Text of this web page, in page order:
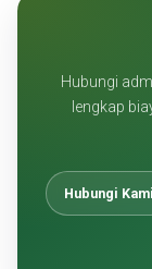
Hubungi
lengkap
Hubungi Kami